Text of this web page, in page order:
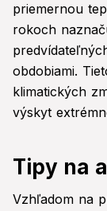
priemernou
rokoch
obdobiami.
klimatických
výskyt
Tipy na
Vzhľadom na